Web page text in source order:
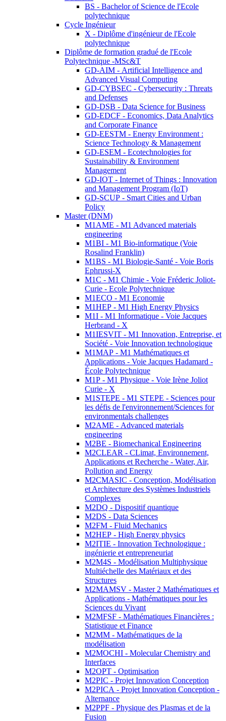
BS - Bachelor of Science de l'Ecole
polytechnique
Cycle Ingénieur
X - Diplôme d'ingénieur de l'Ecole
polytechnique
Diplôme de formation gradué de l'Ecole
Polytechnique -MSc&T
GD-AIM - Artificial Intelligence and
Advanced Visual Computing
GD-CYBSEC - Cybersecurity : Threats
and Defenses
GD-DSB - Data Science for Business
GD-EDCF - Economics, Data Analytics
and Corporate Finance
GD-EESTM - Energy Environment :
Science Technology & Management
GD-ESEM - Ecotechnologies for
Sustainability & Environment
Management
GD-IOT - Internet of Things : Innovation
and Management Program (IoT)
GD-SCUP - Smart Cities and Urban
Policy
Master (DNM)
M1AME - M1 Advanced materials
engineering
M1BI - M1 Bio-informatique (Voie
Rosalind Franklin)
M1BS - M1 Biologie-Santé - Voie Boris
Ephrussi-X
M1C - M1 Chimie - Voie Fréderic Joliot-
Curie - Ecole Polytechnique
M1ECO - M1 Economie
M1HEP - M1 High Energy Physics
M1I - M1 Informatique - Voie Jacques
Herbrand - X
M1IESVIT - M1 Innovation, Entreprise, et
Société - Voie Innovation technologique
M1MAP - M1 Mathématiques et
Applications - Voie Jacques Hadamard -
École Polytechnique
M1P - M1 Physique - Voie Irène Joliot
Curie - X
M1STEPE - M1 STEPE - Sciences pour
les défis de l'environnement/Sciences for
environmentals challenges
M2AME - Advanced materials
engineering
M2BE - Biomechanical Engineering
M2CLEAR - CLimat, Environnement,
Applications et Recherche - Water, Air,
Pollution and Energy
M2CMASIC - Conception, Modélisation
et Architecture des Systèmes Industriels
Complexes
M2DQ - Dispositif quantique
M2DS - Data Sciences
M2FM - Fluid Mechanics
M2HEP - High Energy physics
M2ITIE - Innovation Technologique :
ingénierie et entrepreneuriat
M2M4S - Modélisation Multiphysique
Multiéchelle des Matériaux et des
Structures
M2MAMSV - Master 2 Mathématiques et
Applications - Mathématiques pour les
Sciences du Vivant
M2MFSF - Mathématiques Financières :
Statistique et Finance
M2MM - Mathématiques de la
modélisation
M2MOCHI - Molecular Chemistry and
Interfaces
M2OPT - Optimisation
M2PIC - Projet Innovation Conception
M2PICA - Projet Innovation Conception -
Alternance
M2PPF - Physique des Plasmas et de la
Fusion